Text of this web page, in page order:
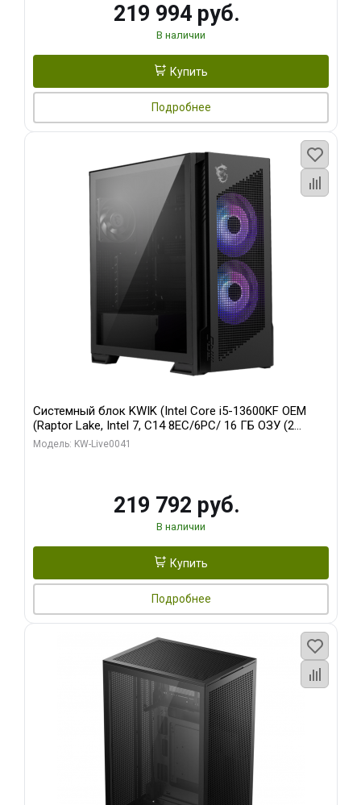
219 994 руб.
В наличии
Купить
Подробнее
Системный блок KWIK (Intel Core i5-13600KF OEM
(Raptor Lake, Intel 7, C14 8EC/6PC/ 16 ГБ ОЗУ (2
модуля)/ Palit RTX5080 GAMINGPRO OC 16GB GDDR7
Модель: KW-Live0041
219 792 руб.
В наличии
Купить
Подробнее